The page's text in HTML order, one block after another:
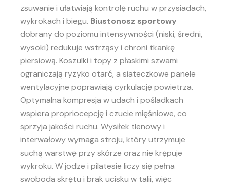
zsuwanie i ułatwiają kontrolę ruchu w przysiadach,
wykrokach i biegu. Biustonosz sportowy
dobrany do poziomu intensywności (niski, średni,
wysoki) redukuje wstrząsy i chroni tkankę
piersiową. Koszulki i topy z płaskimi szwami
ograniczają ryzyko otarć, a siateczkowe panele
wentylacyjne poprawiają cyrkulację powietrza.
Optymalna kompresja w udach i pośladkach
wspiera propriocepcję i czucie mięśniowe, co
sprzyja jakości ruchu. Wysiłek tlenowy i
interwałowy wymaga stroju, który utrzymuje
suchą warstwę przy skórze oraz nie krępuje
wykroku. W jodze i pilatesie liczy się pełna
swoboda skrętu i brak ucisku w talii, więc